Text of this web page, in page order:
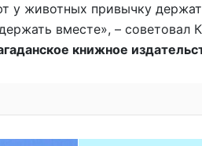
у животных привычку
вместе», – советовал
книжное